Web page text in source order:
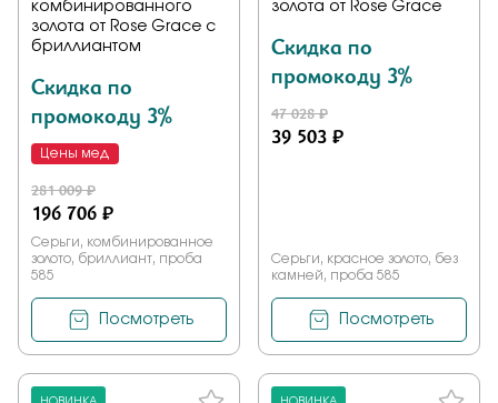
комбинированного
золота от Rose Grace с
бриллиантом
Скидка по
промокоду 3%
Цены мед
281 009 ₽
196 706 ₽
Серьги, комбинированное
золото, бриллиант, проба
585
Посмотреть
золота от Rose Grace
Скидка по
промокоду 3%
47 028 ₽
39 503 ₽
Серьги, красное золото, без
камней, проба 585
Посмотреть